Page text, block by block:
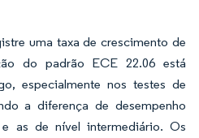
uma taxa de crescimento de
do padrão ECE 22.06 está
especialmente nos testes de
a diferença de desempenho
as de nível intermediário. Os